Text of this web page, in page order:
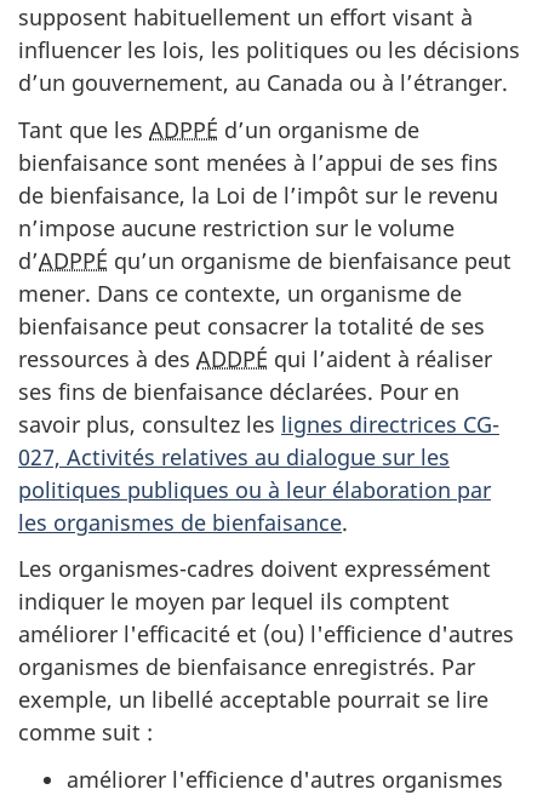
supposent habituellement un effort visant à
influencer les lois, les politiques ou les décisions
d’un gouvernement, au Canada ou à l’étranger.
Tant que les ADPPÉ d’un organisme de
bienfaisance sont menées à l’appui de ses fins
de bienfaisance, la Loi de l’impôt sur le revenu
n’impose aucune restriction sur le volume
d’ADPPÉ qu’un organisme de bienfaisance peut
mener. Dans ce contexte, un organisme de
bienfaisance peut consacrer la totalité de ses
ressources à des ADDPÉ qui l’aident à réaliser
ses fins de bienfaisance déclarées. Pour en
savoir plus, consultez les lignes directrices CG-
027, Activités relatives au dialogue sur les
politiques publiques ou à leur élaboration par
les organismes de bienfaisance.
Les organismes-cadres doivent expressément
indiquer le moyen par lequel ils comptent
améliorer l'efficacité et (ou) l'efficience d'autres
organismes de bienfaisance enregistrés. Par
exemple, un libellé acceptable pourrait se lire
comme suit :
améliorer l'efficience d'autres organismes